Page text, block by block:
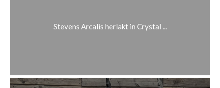
Stevens Arcalis herlakt in Crystal ...